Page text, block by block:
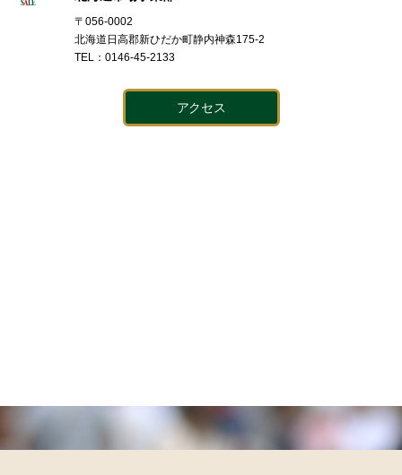
〒056-0002
北海道日高郡新ひだか町静内神森175-2
TEL：0146-45-2133
アクセス